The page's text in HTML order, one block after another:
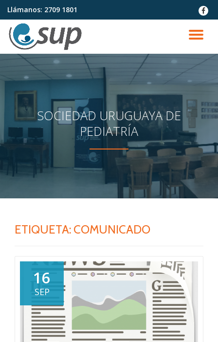
Saltar
contenido
Llámanos: 2709 1801
fa-
SOCIEDAD URUGUAYA DE
PEDIATRÍA
ETIQUETA: COMUNICADO
16
SEP